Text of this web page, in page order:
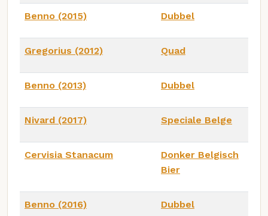
Benno (2015) Dubbel
Gregorius (2012) Quad
Benno (2013) Dubbel
Nivard (2017) Speciale Belge
Cervisia Stanacum
Donker Belgisch
Bier
Benno (2016) Dubbel